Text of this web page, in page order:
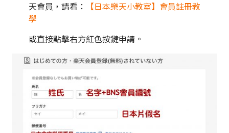
天會員，請看：
【日本樂天小教室】會員註冊教
學
或直接點擊右方紅色按鍵申請。